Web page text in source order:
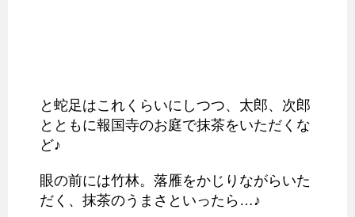
と蛇足はこれくらいにしつつ、太郎、次郎
とともに報国寺のお庭で抹茶をいただくな
ど♪
眼の前には竹林。落雁をかじりながらいた
だく、抹茶のうまさといったら…♪